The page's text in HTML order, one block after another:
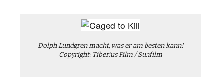
Dolph Lundgren macht, was er am besten kann!
Copyright: Tiberius Film / Sunfilm